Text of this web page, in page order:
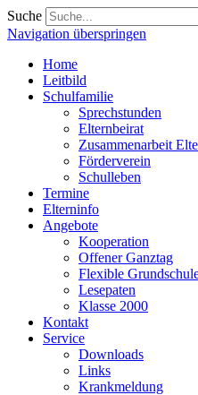
Suche
Navigation überspringen
Home
Leitbild
Schulfamilie
Sprechstunden
Elternbeirat
Zusammenarbeit
Förderverein
Schulleben
Termine
Elterninfo
Angebote
Kooperation
Offener Ganztag
Flexible
Lesepaten
Klasse 2000
Kontakt
Service
Downloads
Links
Krankmeldung